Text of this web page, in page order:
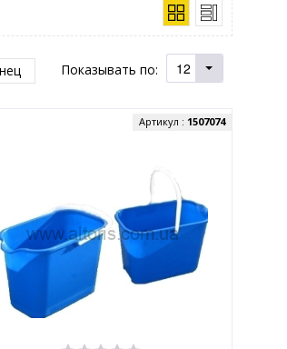
Показывать по: 12
Артикул : 1507074